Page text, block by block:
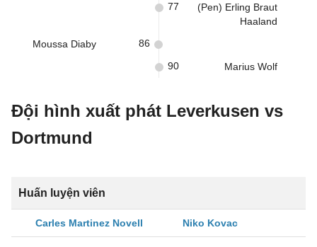
(Pen) Erling Braut
Haaland
77
Moussa Diaby 86
Marius Wolf
90
Đội hình xuất phát Leverkusen vs
Dortmund
Huấn luyện viên
Carles Martinez Novell Niko Kovac